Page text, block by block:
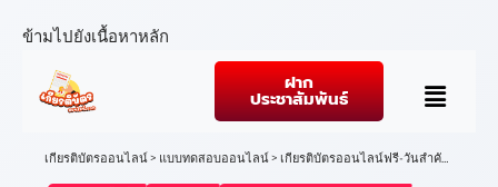
ข้ามไปยังเนื้อหาหลัก
ฝาก
ประชาสัมพันธ์
เกียรติบัตรออนไลน์> แบบทดสอบออนไลน์> เกียรติบัตรออนไลน์ฟรี-วันสำคัญ